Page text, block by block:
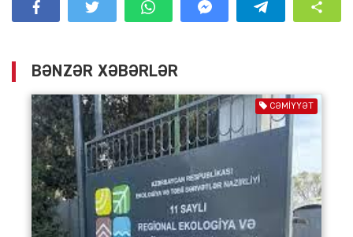
BƏNZƏR XƏBƏRLƏR
CƏMIYYƏT